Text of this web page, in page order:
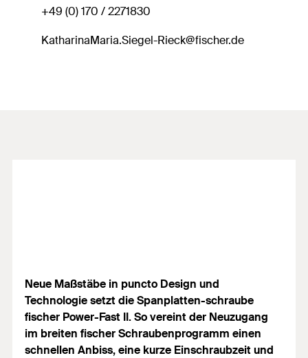
+49 (0) 170 / 2271830
KatharinaMaria.Siegel-Rieck@fischer.de
Neue Maßstäbe in puncto Design und
Technologie setzt die Spanplatten-schraube
fischer Power-Fast II. So vereint der Neuzugang
im breiten fischer Schraubenprogramm einen
schnellen Anbiss, eine kurze Einschraubzeit und